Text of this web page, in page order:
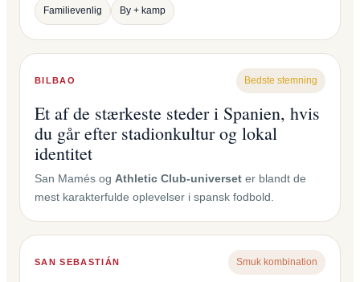
Familievenlig By + kamp
BILBAO Bedste stemning
Et af de stærkeste steder i Spanien, hvis
du går efter stadionkultur og lokal
identitet
San Mamés og Athletic Club-universet er blandt de
mest karakterfulde oplevelser i spansk fodbold.
SAN SEBASTIÁN Smuk kombination